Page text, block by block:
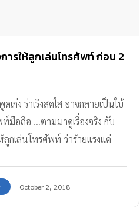
ารให้ลูกเล่นโทรศัพท์ ก่อน 2
เก่ง ร่าเริงสดใส อาจกลายเป็นใบ้
ท์มือถือ ...ตามมาดูเรื่องจริง กับ
ลูกเล่นโทรศัพท์ ว่าร้ายแรงแค่
October 2, 2018